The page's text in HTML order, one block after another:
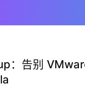
：告别